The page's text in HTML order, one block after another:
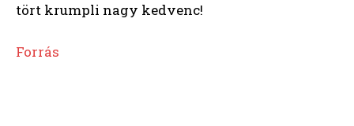
tört krumpli nagy kedvenc!
Forrás